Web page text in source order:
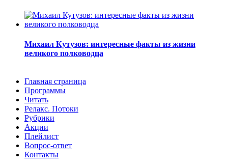
Михаил Кутузов: интересные факты из жизни
великого полководца
Главная страница
Программы
Читать
Релакс. Потоки
Рубрики
Акции
Плейлист
Вопрос-ответ
Контакты